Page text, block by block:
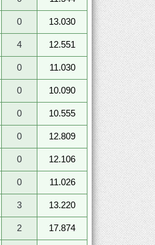
0
13.030
4
12.551
0
11.030
0
10.090
0
10.555
0
12.809
0
12.106
0
11.026
3
13.220
2
17.874